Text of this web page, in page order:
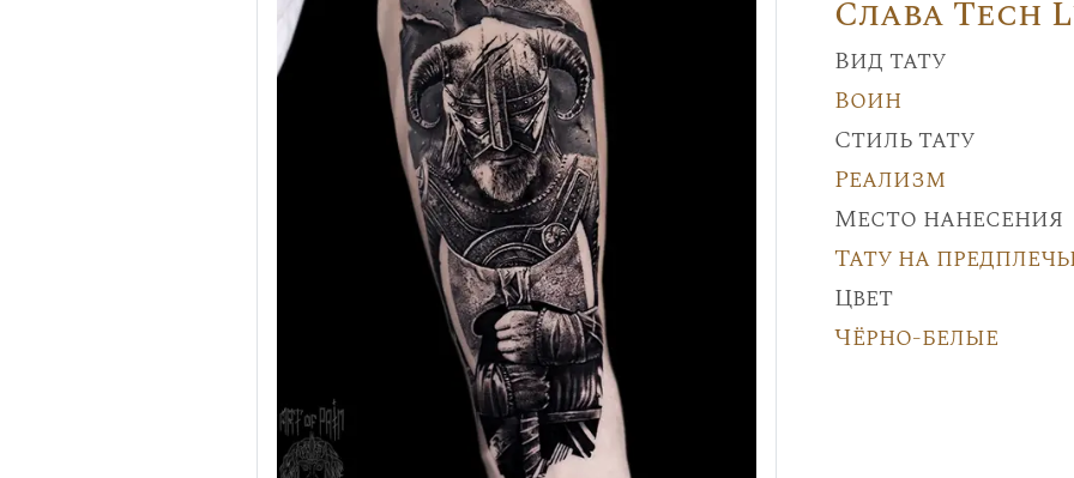
Слава Tech
Вид тату
Воин
Стиль тату
Реализм
Место нанесения
Тату на
Цвет
Чёрно-белые